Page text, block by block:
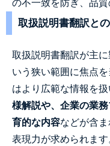
の不一致を防ぎ、品質
取扱説明書翻訳と
取扱説明書翻訳が主
いう狭い範囲に焦点
はより広範な情報を扱
様解説や、企業の業
育的な内容などが含
表現力が求められま